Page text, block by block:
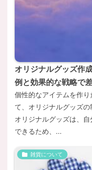
オリジナルグッズ作
例と効果的な戦略で
個性的なアイテムを作
て、オリジナルグッズの
オリジナルグッズは、
できるため、...
雑貨について